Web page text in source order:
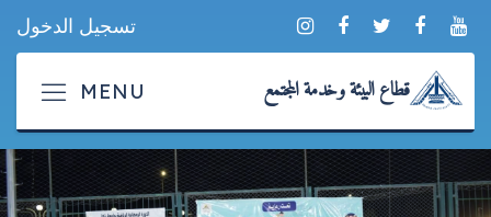
تسجيل الدخول
قطاع البيئة وخدمة المجتمع